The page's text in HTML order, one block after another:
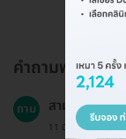
คำถามพบบ่อย
ถาม สามารถทำท
11 มี.ค. 2024